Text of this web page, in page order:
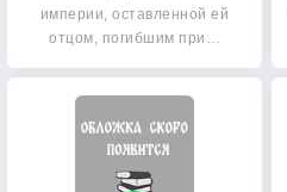
империи, оставленной ей
отцом, погибшим при…